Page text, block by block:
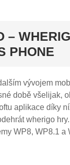
–
PHONE
vývojem
době všelijak,
aplikace díky
wherigo
WP8, WP8.1 a